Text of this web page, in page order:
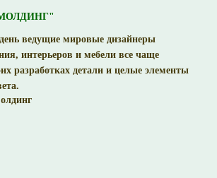
ведущие мировые дизайнеры
интерьеров и мебели все чаще
разработках детали и целые элементы